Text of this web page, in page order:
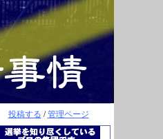
投稿する /管理ページ